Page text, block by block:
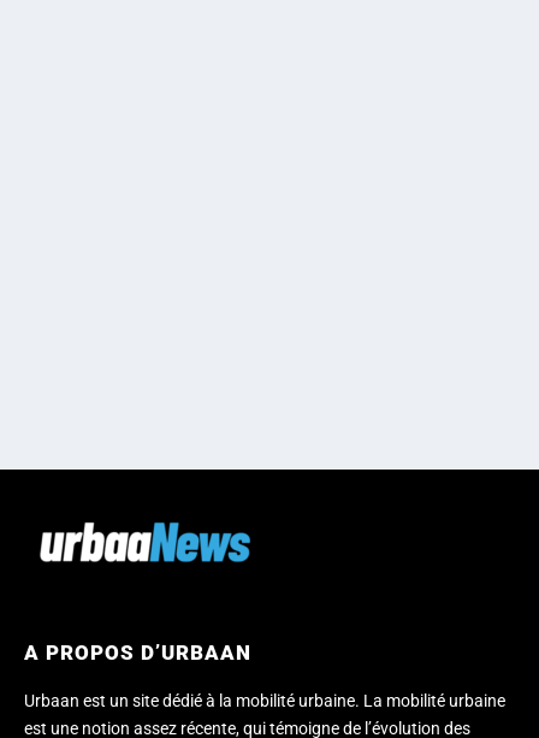
A PROPOS D’URBAAN
Urbaan est un site dédié à la mobilité urbaine. La mobilité urbaine
est une notion assez récente, qui témoigne de l’évolution des